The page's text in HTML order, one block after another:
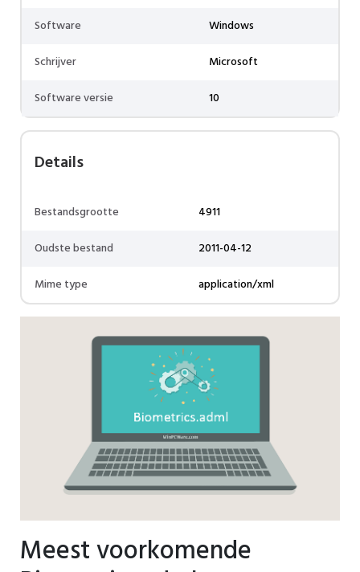
Software
Windows
Schrijver
Microsoft
Software versie
10
Details
Bestandsgrootte
4911
Oudste bestand
2011-04-12
Mime type
application/xml
Meest voorkomende